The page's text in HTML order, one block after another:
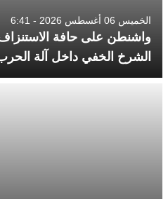
الخميس 06 أغسطس 2026 - 6:41
واشنطن على حافة
الشرخ الخفي داخل آلة